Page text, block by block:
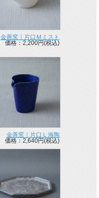
金善窯｜片口Ｍミスト
価格：2,200円(税込)
金善窯｜片口Ｌ海陶
価格：2,640円(税込)